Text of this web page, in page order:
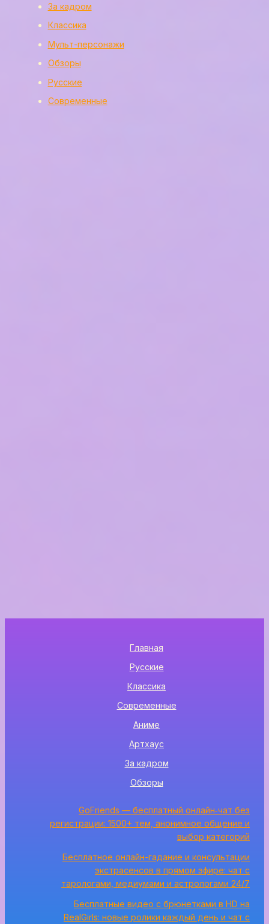
За кадром
Классика
Мульт-персонажи
Обзоры
Русские
Современные
Главная
Русские
Классика
Современные
Аниме
Артхаус
За кадром
Обзоры
GoFriends — бесплатный онлайн‑чат без
регистрации: 1500+ тем, анонимное общение и
выбор категорий
Бесплатное онлайн-гадание и консультации
экстрасенсов в прямом эфире: чат с
тарологами, медиумами и астрологами 24/7
Бесплатные видео с брюнетками в HD на
RealGirls: новые ролики каждый день и чат с